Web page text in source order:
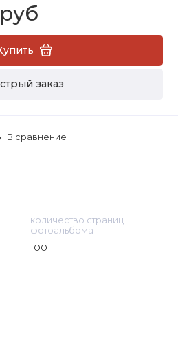
заказ
В сравнение
количество страниц
фотоальбома
100